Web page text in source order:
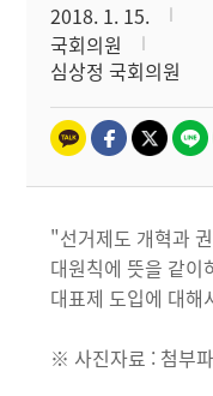
2018. 1. 15.
국회의원
심상정 국회의원
"선거제도 개혁과
대원칙에 뜻을 같이
대표제 도입에 대해
※ 사진자료 : 첨부